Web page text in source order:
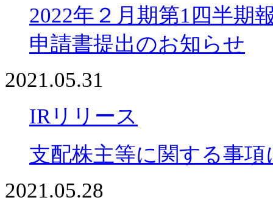
2022年２月期第1四半期
申請書提出のお知らせ
2021.05.31
IRリリース
支配株主等に関する事
2021.05.28